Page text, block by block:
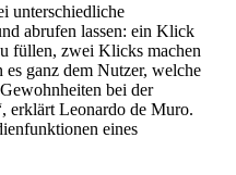
unterschiedliche
abrufen lassen: ein Klick
füllen, zwei Klicks machen
ganz dem Nutzer, welche
bei der
erklärt Leonardo de Muro.
eines